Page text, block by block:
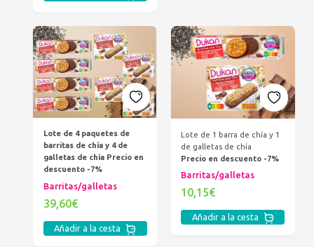
Lote de 4 paquetes de
barritas de chía y 4 de
galletas de chía Precio en
descuento -7%
Barritas/galletas
39,60€
Añadir a la cesta
Lote de 1 barra de chía y 1
de galletas de chía
Precio en descuento -7%
Barritas/galletas
10,15€
Añadir a la cesta